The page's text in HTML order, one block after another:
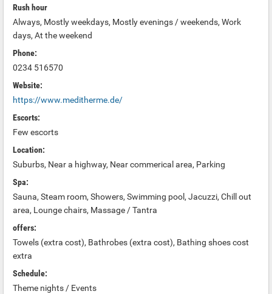
Rush hour
Always, Mostly weekdays, Mostly evenings / weekends, Work
days, At the weekend
Phone:
0234 516570
Website:
https://www.meditherme.de/
Escorts:
Few escorts
Location:
Suburbs, Near a highway, Near commerical area, Parking
Spa:
Sauna, Steam room, Showers, Swimming pool, Jacuzzi, Chill out
area, Lounge chairs, Massage / Tantra
offers:
Towels (extra cost), Bathrobes (extra cost), Bathing shoes cost
extra
Schedule:
Theme nights / Events